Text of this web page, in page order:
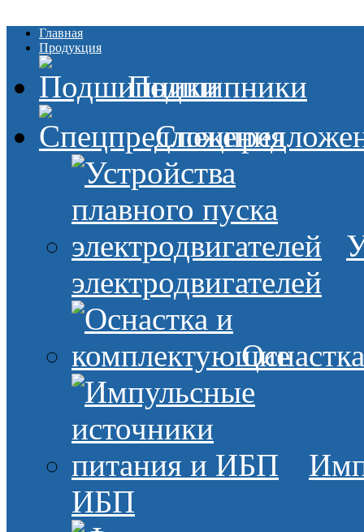
Главная
Продукция
Подшипники
электродвигателей
ИБП